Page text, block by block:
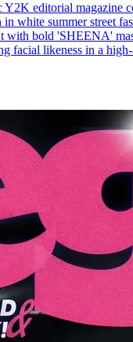
Y2K editorial magazine
white summer street
with bold 'SHEENA'
facial likeness in a